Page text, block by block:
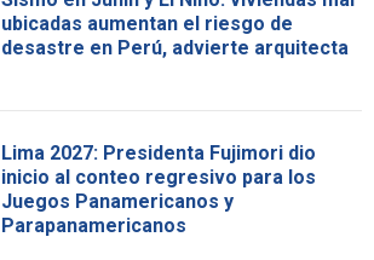
ubicadas aumentan el riesgo de
desastre en Perú, advierte arquitecta
Lima 2027: Presidenta Fujimori dio
inicio al conteo regresivo para los
Juegos Panamericanos y
Parapanamericanos